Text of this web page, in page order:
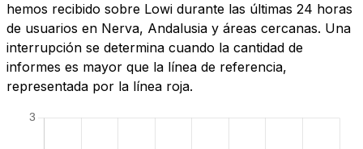
hemos recibido sobre Lowi durante las últimas 24 horas
de usuarios en Nerva, Andalusia y áreas cercanas. Una
interrupción se determina cuando la cantidad de
informes es mayor que la línea de referencia,
representada por la línea roja.